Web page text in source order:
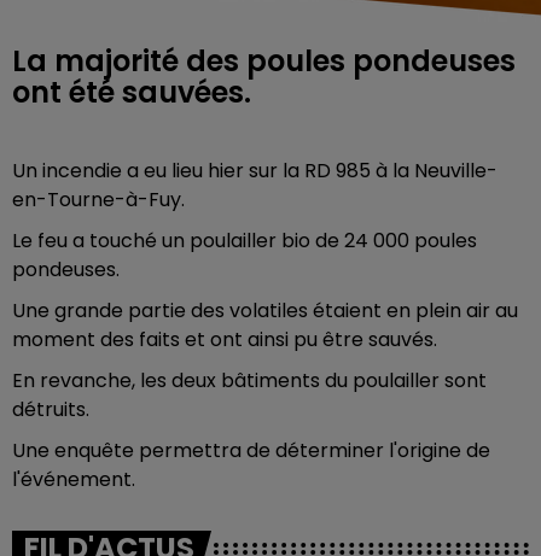
La majorité des poules pondeuses
ont été sauvées.
Un incendie a eu lieu hier sur la RD 985 à la Neuville-
en-Tourne-à-Fuy.
Le feu a touché un poulailler bio de 24 000 poules
pondeuses.
Une grande partie des volatiles étaient en plein air au
moment des faits et ont ainsi pu être sauvés.
En revanche, les deux bâtiments du poulailler sont
détruits.
Une enquête permettra de déterminer l'origine de
l'événement.